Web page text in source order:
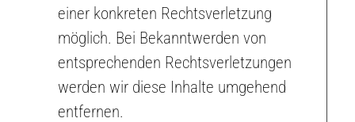
einer konkreten Rechtsverletzung
möglich. Bei Bekanntwerden von
entsprechenden Rechtsverletzungen
werden wir diese Inhalte umgehend
entfernen.